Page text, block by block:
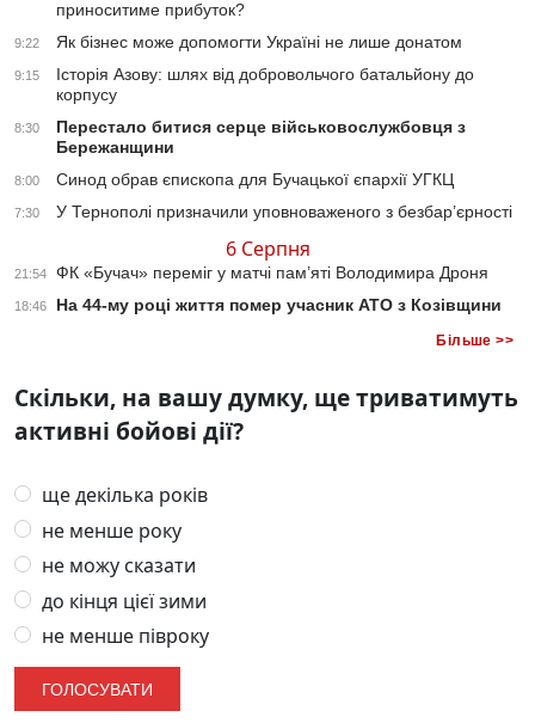
приноситиме прибуток?
9:22 Як бізнес може допомогти Україні не лише донатом
9:15
Історія Азову: шлях від добровольчого батальйону до
корпусу
8:30
Перестало битися серце військовослужбовця з
Бережанщини
8:00 Синод обрав єпископа для Бучацької єпархії УГКЦ
7:30 У Тернополі призначили уповноваженого з безбар’єрності
6 Серпня
21:54 ФК «Бучач» переміг у матчі пам’яті Володимира Дроня
18:46 На 44-му році життя помер учасник АТО з Козівщини
Більше >>
Скільки, на вашу думку, ще триватимуть
активні бойові дії?
ще декілька років
не менше року
не можу сказати
до кінця цієї зими
не менше півроку